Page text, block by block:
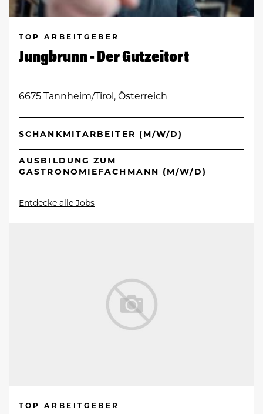
TOP ARBEITGEBER
Jungbrunn - Der Gutzeitort
6675 Tannheim/Tirol, Österreich
SCHANKMITARBEITER (M/W/D)
AUSBILDUNG ZUM
GASTRONOMIEFACHMANN (M/W/D)
Entdecke alle Jobs
TOP ARBEITGEBER